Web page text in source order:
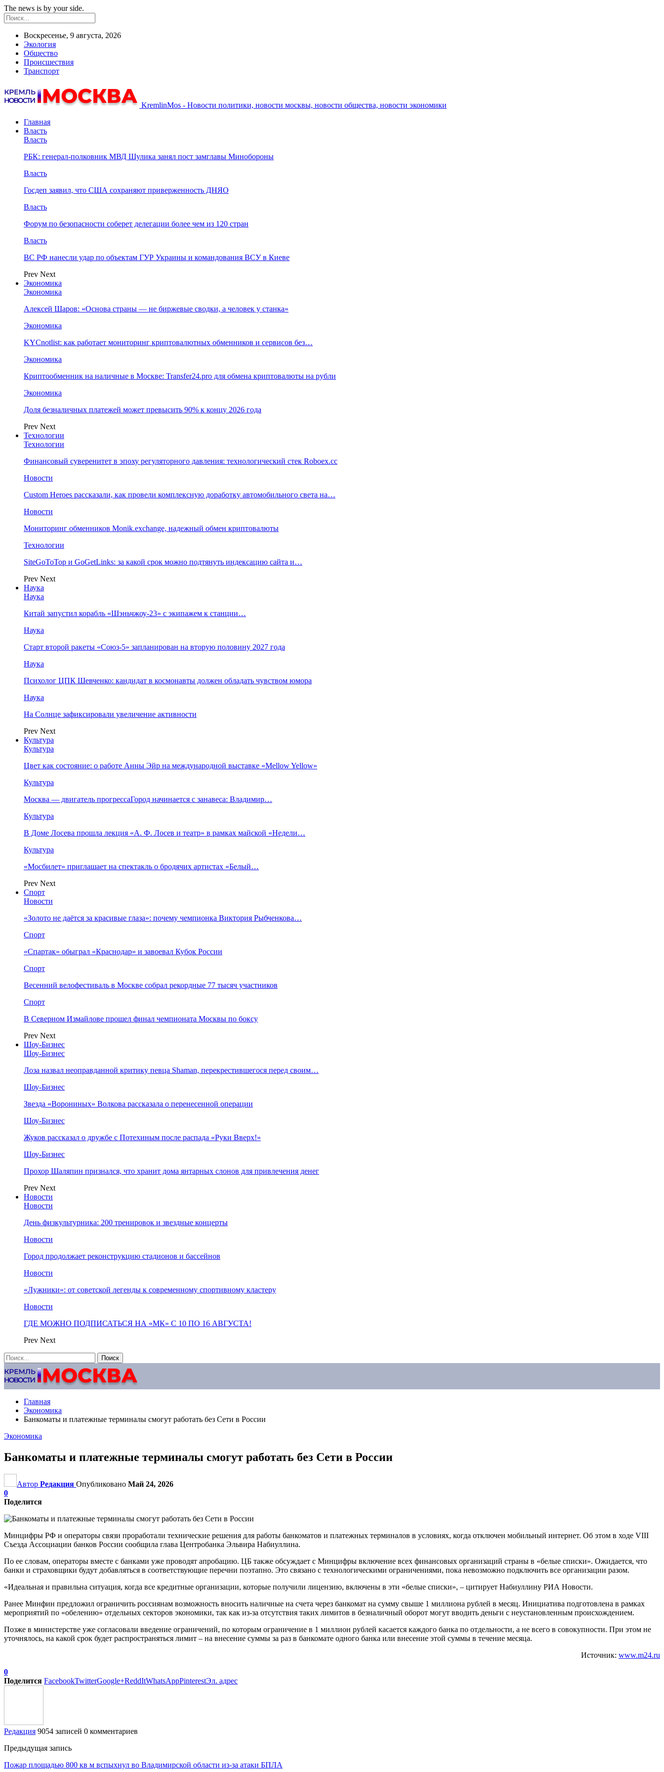
The news is by your side.
Воскресенье, 9 августа, 2026
Экология
Общество
Происшествия
Транспорт
KremlinMos - Новости политики, новости москвы, новости общества, новости экономики
Главная
Власть
Власть
РБК: генерал-полковник МВД Шулика занял пост замглавы Минобороны
Власть
Госдеп заявил, что США сохраняют приверженность ДНЯО
Власть
Форум по безопасности соберет делегации более чем из 120 стран
Власть
ВС РФ нанесли удар по объектам ГУР Украины и командования ВСУ в Киеве
Prev Next
Экономика
Экономика
Алексей Шаров: «Основа страны — не биржевые сводки, а человек у станка»
Экономика
KYCnotlist: как работает мониторинг криптовалютных обменников и сервисов без…
Экономика
Криптообменник на наличные в Москве: Transfer24.pro для обмена криптовалюты на рубли
Экономика
Доля безналичных платежей может превысить 90% к концу 2026 года
Prev Next
Технологии
Технологии
Финансовый суверенитет в эпоху регуляторного давления: технологический стек Roboex.cc
Новости
Custom Heroes рассказали, как провели комплексную доработку автомобильного света на…
Новости
Мониторинг обменников Monik.exchange, надежный обмен криптовалюты
Технологии
SiteGoToTop и GoGetLinks: за какой срок можно подтянуть индексацию сайта и…
Prev Next
Наука
Наука
Китай запустил корабль «Шэньчжоу-23» с экипажем к станции…
Наука
Старт второй ракеты «Союз-5» запланирован на вторую половину 2027 года
Наука
Психолог ЦПК Шевченко: кандидат в космонавты должен обладать чувством юмора
Наука
На Солнце зафиксировали увеличение активности
Prev Next
Культура
Культура
Цвет как состояние: о работе Анны Эйр на международной выставке «Mellow Yellow»
Культура
Москва — двигатель прогрессаГород начинается с занавеса: Владимир…
Культура
В Доме Лосева прошла лекция «А. Ф. Лосев и театр» в рамках майской «Недели…
Культура
«Мосбилет» приглашает на спектакль о бродячих артистах «Белый…
Prev Next
Спорт
Новости
«Золото не даётся за красивые глаза»: почему чемпионка Виктория Рыбченкова…
Спорт
«Спартак» обыграл «Краснодар» и завоевал Кубок России
Спорт
Весенний велофестиваль в Москве собрал рекордные 77 тысяч участников
Спорт
В Северном Измайлове прошел финал чемпионата Москвы по боксу
Prev Next
Шоу-Бизнес
Шоу-Бизнес
Лоза назвал неоправданной критику певца Shaman, перекрестившегося перед своим…
Шоу-Бизнес
Звезда «Ворониных» Волкова рассказала о перенесенной операции
Шоу-Бизнес
Жуков рассказал о дружбе с Потехиным после распада «Руки Вверх!»
Шоу-Бизнес
Прохор Шаляпин признался, что хранит дома янтарных слонов для привлечения денег
Prev Next
Новости
Новости
День физкультурника: 200 тренировок и звездные концерты
Новости
Город продолжает реконструкцию стадионов и бассейнов
Новости
«Лужники»: от советской легенды к современному спортивному кластеру
Новости
ГДЕ МОЖНО ПОДПИСАТЬСЯ НА «МК» С 10 ПО 16 АВГУСТА!
Prev Next
Главная
Экономика
Банкоматы и платежные терминалы смогут работать без Сети в России
Экономика
Банкоматы и платежные терминалы смогут работать без Сети в России
Автор Редакция Опубликовано Май 24, 2026
0
Поделится
Минцифры РФ и операторы связи проработали технические решения для работы банкоматов и платежных терминалов в условиях, когда отключен мобильный интернет. Об этом в ходе VIII
Съезда Ассоциации банков России сообщила глава Центробанка Эльвира Набиуллина.
По ее словам, операторы вместе с банками уже проводят апробацию. ЦБ также обсуждает с Минцифры включение всех финансовых организаций страны в «белые списки». Ожидается, что
банки и страховщики будут добавляться в соответствующие перечни поэтапно. Это связано с технологическими ограничениями, пока невозможно подключить все организации разом.
«Идеальная и правильна ситуация, когда все кредитные организации, которые получили лицензию, включены в эти «белые списки», – цитирует Набиуллину РИА Новости.
Ранее Минфин предложил ограничить россиянам возможность вносить наличные на счета через банкомат на сумму свыше 1 миллиона рублей в месяц. Инициатива подготовлена в рамках
мероприятий по «обелению» отдельных секторов экономики, так как из-за отсутствия таких лимитов в безналичный оборот могут вводить деньги с неустановленным происхождением.
Позже в министерстве уже согласовали введение ограничений, по которым ограничение в 1 миллион рублей касается каждого банка по отдельности, а не всего в совокупности. При этом не
уточнялось, на какой срок будет распространяться лимит – на внесение суммы за раз в банкомате одного банка или внесение этой суммы в течение месяца.
Источник: www.m24.ru
0
Поделится FacebookTwitterGoogle+ReddItWhatsAppPinterestЭл. адрес
Редакция 9054 записей 0 комментариев
Предыдущая запись
Пожар площадью 800 кв м вспыхнул во Владимирской области из-за атаки БПЛА